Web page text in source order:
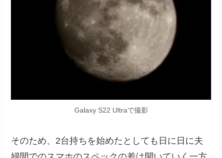
Galaxy S22 Ultraで撮影
そのため、2台持ちを始めたとしても日に日に夫